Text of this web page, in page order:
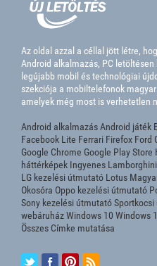
Az oldal azzal a céllal jött létre,
Android alkalmazás, PC
legújabb mobil és technológiai
szekciója a mobiltelefonok
amelyek még most is verhetetlen
Android alkalmazásAndroid játék
Facebook Lite Ferrari Firefox Ford
Google Chrome Google Play Store
háttérképek Ingyenes Lamborghini
LG kezelési útmutató Lotus
Okosóra Oppo kezelési útmutató
Sony kezelési útmutatóSportkocsi
webáruházWindows 10 Windows
Összes Címke mutatása